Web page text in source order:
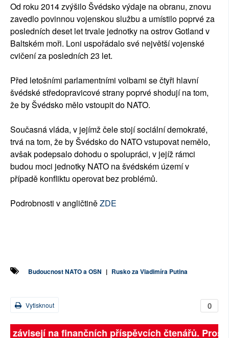
Od roku 2014 zvýšilo Švédsko výdaje na obranu, znovu
zavedlo povinnou vojenskou službu a umístilo poprvé za
posledních deset let trvale jednotky na ostrov Gotland v
Baltském moři. Loni uspořádalo své největší vojenské
cvičení za posledních 23 let.
Před letošními parlamentními volbami se čtyři hlavní
švédské středopravicové strany poprvé shodují na tom,
že by Švédsko mělo vstoupit do NATO.
Současná vláda, v jejímž čele stojí sociální demokraté,
trvá na tom, že by Švédsko do NATO vstupovat nemělo,
avšak podepsalo dohodu o spolupráci, v jejíž rámci
budou moci jednotky NATO na švédském území v
případě konfliktu operovat bez problémů.
Podrobnosti v angličtiněZDE
Budoucnost NATO a OSN | Rusko za Vladimíra Putina
0
Vytisknout
závisejí na finančních příspěvcích čtenářů.